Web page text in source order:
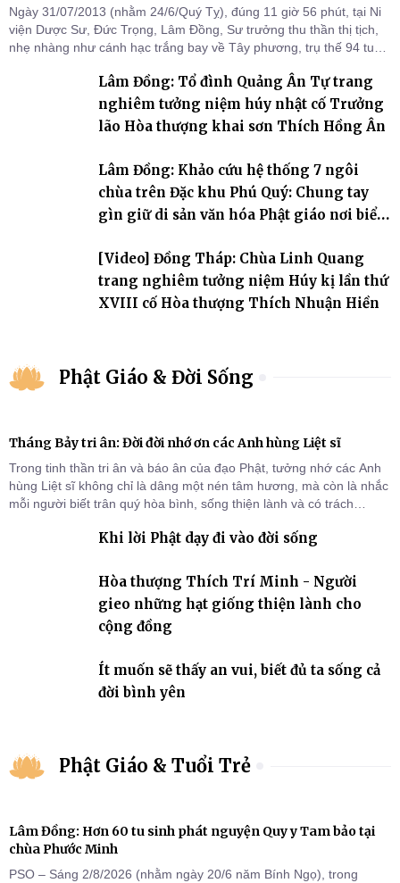
Ngày 31/07/2013 (nhằm 24/6/Quý Tỵ), đúng 11 giờ 56 phút, tại Ni
viện Dược Sư, Đức Trọng, Lâm Đồng, Sư trưởng thu thần thị tịch,
nhẹ nhàng như cánh hạc trắng bay về Tây phương, trụ thế 94 tuổi
Lâm Đồng: Tổ đình Quảng Ân Tự trang
nghiêm tưởng niệm húy nhật cố Trưởng
lão Hòa thượng khai sơn Thích Hồng Ân
Lâm Đồng: Khảo cứu hệ thống 7 ngôi
chùa trên Đặc khu Phú Quý: Chung tay
gìn giữ di sản văn hóa Phật giáo nơi biển
[Video] Đồng Tháp: Chùa Linh Quang
trang nghiêm tưởng niệm Húy kị lần thứ
XVIII cố Hòa thượng Thích Nhuận Hiền
Phật Giáo & Đời Sống
Tháng Bảy tri ân: Đời đời nhớ ơn các Anh hùng Liệt sĩ
Trong tinh thần tri ân và báo ân của đạo Phật, tưởng nhớ các Anh
hùng Liệt sĩ không chỉ là dâng một nén tâm hương, mà còn là nhắc
mỗi người biết trân quý hòa bình, sống thiện lành và có trách
Khi lời Phật dạy đi vào đời sống
Hòa thượng Thích Trí Minh - Người
gieo những hạt giống thiện lành cho
cộng đồng
Ít muốn sẽ thấy an vui, biết đủ ta sống cả
đời bình yên
Phật Giáo & Tuổi Trẻ
Lâm Đồng: Hơn 60 tu sinh phát nguyện Quy y Tam bảo tại
chùa Phước Minh
PSO – Sáng 2/8/2026 (nhằm ngày 20/6 năm Bính Ngọ), trong